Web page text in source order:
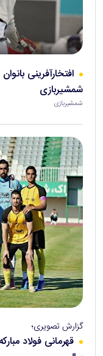
افتخارآفرینی
شمشیربازی
شمشیربازی
گزارش تصویری؛